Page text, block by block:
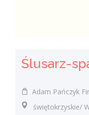
Ślusarz-
Adam Pańczyk Firma
świętokrzyskie/